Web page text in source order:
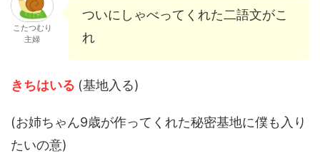
こたつむり
主婦
ついにしゃべってくれた二語文がこ
れ
きちはいる (基地入る)
(お姉ちゃん9歳が作ってくれた秘密基地に僕も入り
たいの意)